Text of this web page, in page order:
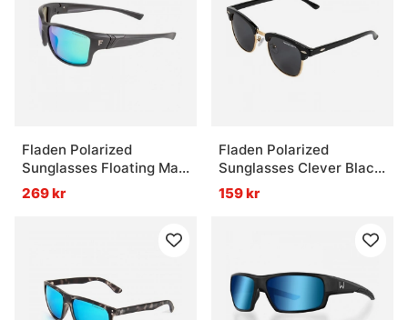
Fladen Polarized
Sunglasses Floating Matt
Black Green Revo Lens
269 kr
Fladen Polarized
Sunglasses Clever Black
Frame Grey Lens
159 kr